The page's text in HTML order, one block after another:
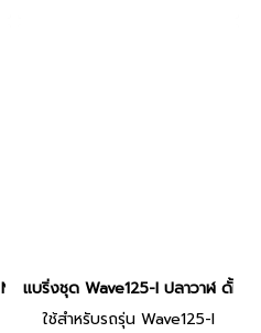
แบริ่งชุด Wave125-I ปลาวาฬ ดั้มเ
ใช้สำหรับรถรุ่น Wave125-I